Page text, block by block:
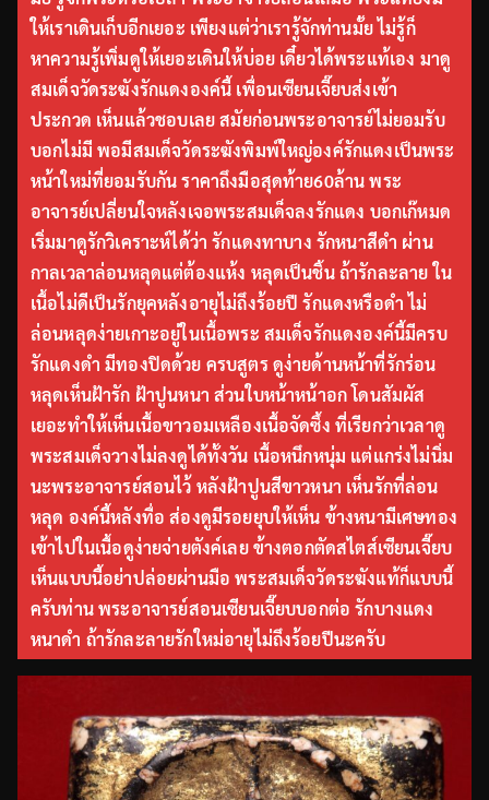
ให้เราเดินเก็บอีกเยอะ เพียงแต่ว่าเรารู้จักท่านมั้ย ไม่รู้ก็
หาความรู้เพิ่มดูให้เยอะเดินให้บ่อย เดี๋ยวได้พระแท้เอง มาดู
สมเด็จวัดระฆังรักแดงองค์นี้ เพื่อนเซียนเจี๊ยบส่งเข้า
ประกวด เห็นแล้วชอบเลย สมัยก่อนพระอาจารย์ไม่ยอมรับ
บอกไม่มี พอมีสมเด็จวัดระฆังพิมพ์ใหญ่องค์รักแดงเป็นพระ
หน้าใหม่ที่ยอมรับกัน ราคาถึงมือสุดท้าย60ล้าน พระ
อาจารย์เปลี่ยนใจหลังเจอพระสมเด็จลงรักแดง บอกเก๊หมด
เริ่มมาดูรักวิเคราะห์ได้ว่า รักแดงทาบาง รักหนาสีดำ ผ่าน
กาลเวลาล่อนหลุดแต่ต้องแห้ง หลุดเป็นชิ้น ถ้ารักละลาย ใน
เนื้อไม่ดีเป็นรักยุคหลังอายุไม่ถึงร้อยปี รักแดงหรือดำ ไม่
ล่อนหลุดง่ายเกาะอยู่ในเนื้อพระ สมเด็จรักแดงองค์นี้มีครบ
รักแดงดำ มีทองปิดด้วย ครบสูตร ดูง่ายด้านหน้าที่รักร่อน
หลุดเห็นฝ้ารัก ฝ้าปูนหนา ส่วนใบหน้าหน้าอก โดนสัมผัส
เยอะทำให้เห็นเนื้อขาวอมเหลืองเนื้อจัดซึ้ง ที่เรียกว่าเวลาดู
พระสมเด็จวางไม่ลงดูได้ทั้งวัน เนื้อหนึกหนุ่ม แต่แกร่งไม่นิ่ม
นะพระอาจารย์สอนไว้ หลังฝ้าปูนสีขาวหนา เห็นรักที่ล่อน
หลุด องค์นี้หลังทื่อ ส่องดูมีรอยยุบให้เห็น ข้างหนามีเศษทอง
เข้าไปในเนื้อดูง่ายจ่ายตังค์เลย ข้างตอกตัดสไตส์เซียนเจี๊ยบ
เห็นแบบนี้อย่าปล่อยผ่านมือ พระสมเด็จวัดระฆังแท้ก็แบบนี้
ครับท่าน พระอาจารย์สอนเซียนเจี๊ยบบอกต่อ รักบางแดง
หนาดำ ถ้ารักละลายรักใหม่อายุไม่ถึงร้อยปีนะครับ